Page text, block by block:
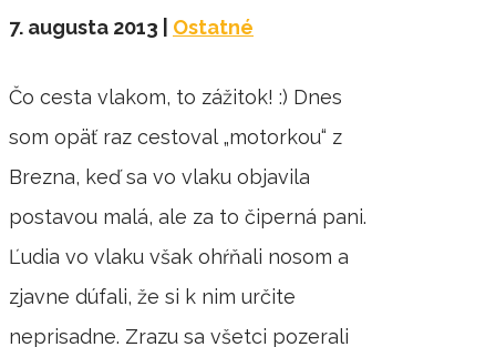
7. augusta 2013 Ostatné
Čo cesta vlakom, to zážitok! :) Dnes
som opäť raz cestoval „motorkou“ z
Brezna, keď sa vo vlaku objavila
postavou malá, ale za to čiperná pani.
Ľudia vo vlaku však ohŕňali nosom a
zjavne dúfali, že si k nim určite
neprisadne. Zrazu sa všetci pozerali